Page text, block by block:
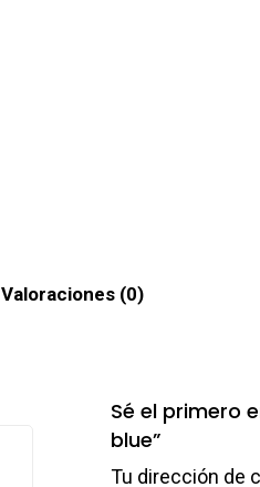
Valoraciones (0)
Sé el primero
blue”
Tu dirección de